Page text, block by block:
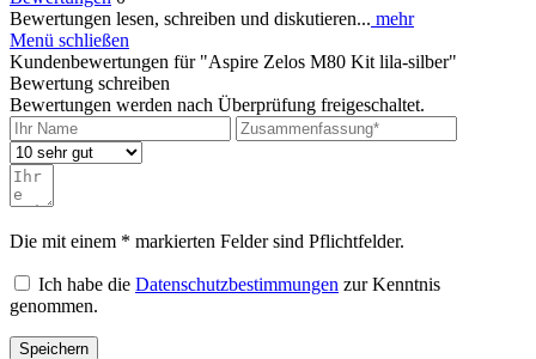
Bewertungen lesen, schreiben und diskutieren... mehr
Menü schließen
Kundenbewertungen für "Aspire Zelos M80 Kit lila-silber"
Bewertung schreiben
Bewertungen werden nach Überprüfung freigeschaltet.
Die mit einem * markierten Felder sind Pflichtfelder.
Ich habe die Datenschutzbestimmungen zur Kenntnis
genommen.
Speichern